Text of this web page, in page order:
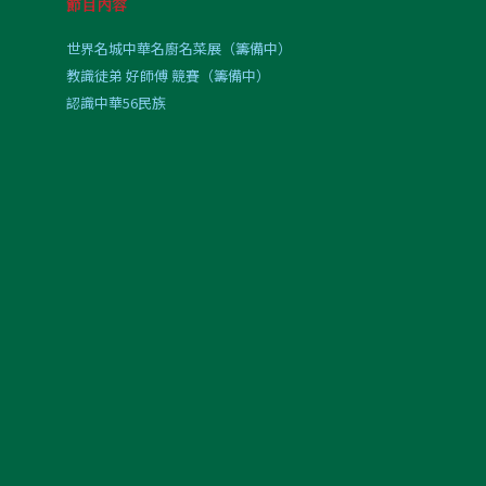
節目內容
世界名城中華名廚名菜展（籌備中）
教識徒弟 好師傅 競賽（籌備中）
認識中華56民族